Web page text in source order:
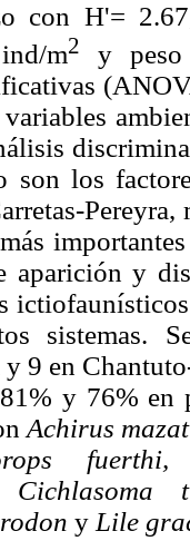
con H'=
m2
y peso
son los
aparición y
sistemas.
y 9 en
y 76% en
Achirus
fuerthi,
Cichlasoma
y Lile